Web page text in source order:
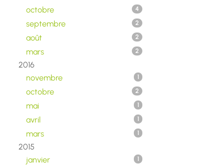
octobre
4
septembre 2
août 2
mars 2
2016
novembre
1
octobre 2
mai 1
avril 1
mars 1
2015
janvier
1